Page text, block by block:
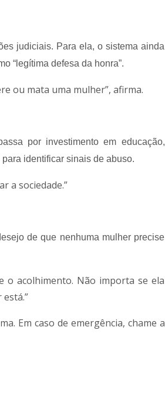
judiciais. Para ela, o sistema ainda
“legítima defesa da honra”.
ou mata uma mulher”, afirma.
por investimento em educação,
identificar sinais de abuso.
a sociedade.”
de que nenhuma mulher precise
o acolhimento. Não importa se ela
Em caso de emergência, chame a